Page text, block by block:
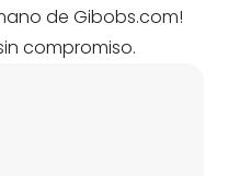
de Gibobs.com!
compromiso.